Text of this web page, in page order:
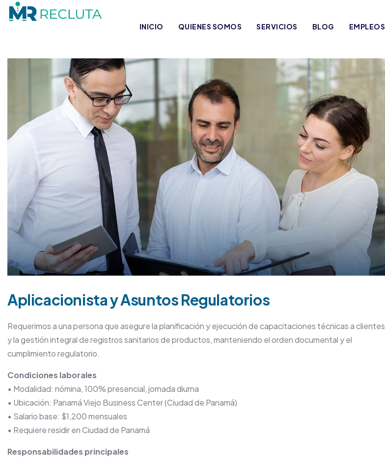
INICIO QUIENES SOMOS SERVICIOS BLOG EMPLEOS
Aplicacionista y Asuntos Regulatorios
Requerimos a una persona que asegure la planificación y ejecución de capacitaciones técnicas a clientes
y la gestión integral de registros sanitarios de productos, manteniendo el orden documental y el
cumplimiento regulatorio.
Condiciones laborales
• Modalidad: nómina, 100% presencial, jornada diurna
• Ubicación: Panamá Viejo Business Center (Ciudad de Panamá)
• Salario base: $1,200 mensuales
• Requiere residir en Ciudad de Panamá
Responsabilidades principales